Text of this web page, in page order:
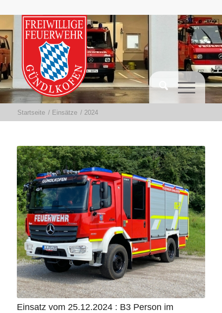
Startseite / Einsätze / 2024
Einsatz vom 25.12.2024 : B3 Person im